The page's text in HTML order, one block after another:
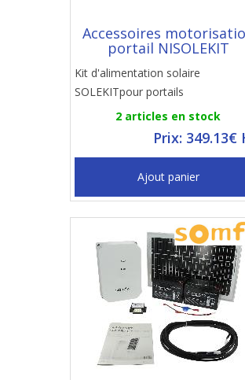
Accessoires
portail NISOLEKIT
Kit d'alimentation solaire
SOLEKITpour portails
2 articles en stock
Prix: 349.13€
Ajout panier